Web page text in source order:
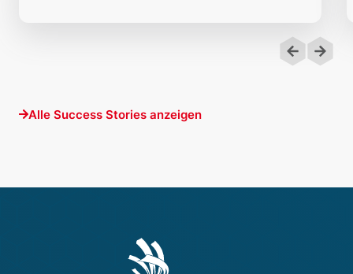
Alle Success Stories anzeigen